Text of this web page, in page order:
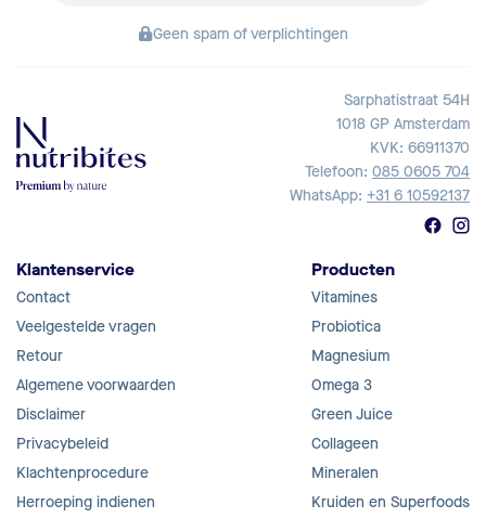
Geen spam of verplichtingen
Sarphatistraat 54H
1018 GP Amsterdam
KVK: 66911370
Telefoon: 085 0605 704
WhatsApp: +31 6 10592137
Klantenservice
Contact
Veelgestelde vragen
Retour
Algemene voorwaarden
Disclaimer
Privacybeleid
Klachtenprocedure
Herroeping indienen
Producten
Vitamines
Probiotica
Magnesium
Omega 3
Green Juice
Collageen
Mineralen
Kruiden en Superfoods